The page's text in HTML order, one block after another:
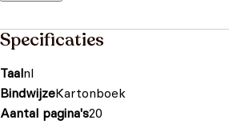
Specificaties
Taalnl
BindwijzeKartonboek
Aantal pagina's20